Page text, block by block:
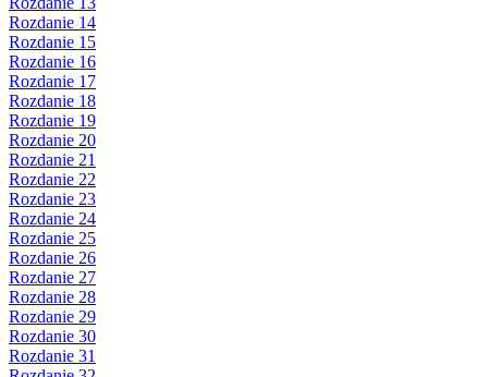
Rozdanie 14
Rozdanie 15
Rozdanie 16
Rozdanie 17
Rozdanie 18
Rozdanie 19
Rozdanie 20
Rozdanie 21
Rozdanie 22
Rozdanie 23
Rozdanie 24
Rozdanie 25
Rozdanie 26
Rozdanie 27
Rozdanie 28
Rozdanie 29
Rozdanie 30
Rozdanie 31